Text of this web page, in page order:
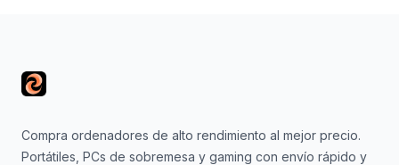
Compra ordenadores de alto rendimiento al mejor precio.
Portátiles, PCs de sobremesa y gaming con envío rápido y